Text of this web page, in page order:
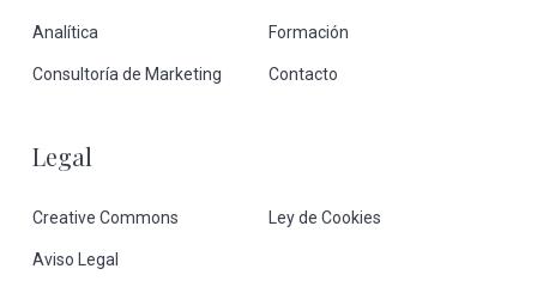
Analítica Formación
Consultoría de Marketing Contacto
Legal
Creative Commons Ley de Cookies
Aviso Legal